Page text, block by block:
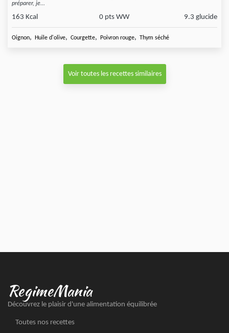
préparer, je...
163 Kcal 0 pts WW 9.3 glucide
Oignon, Huile d'olive, Courgette, Poivron rouge, Thym séché
Voir toutes les recettes similaires
RegimeMania
Découvrez le plaisir d'une alimentation équilibrée
Toutes nos recettes